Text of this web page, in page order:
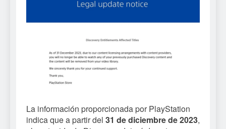
La información proporcionada por PlayStation
indica que a partir del 31 de diciembre de 2023,